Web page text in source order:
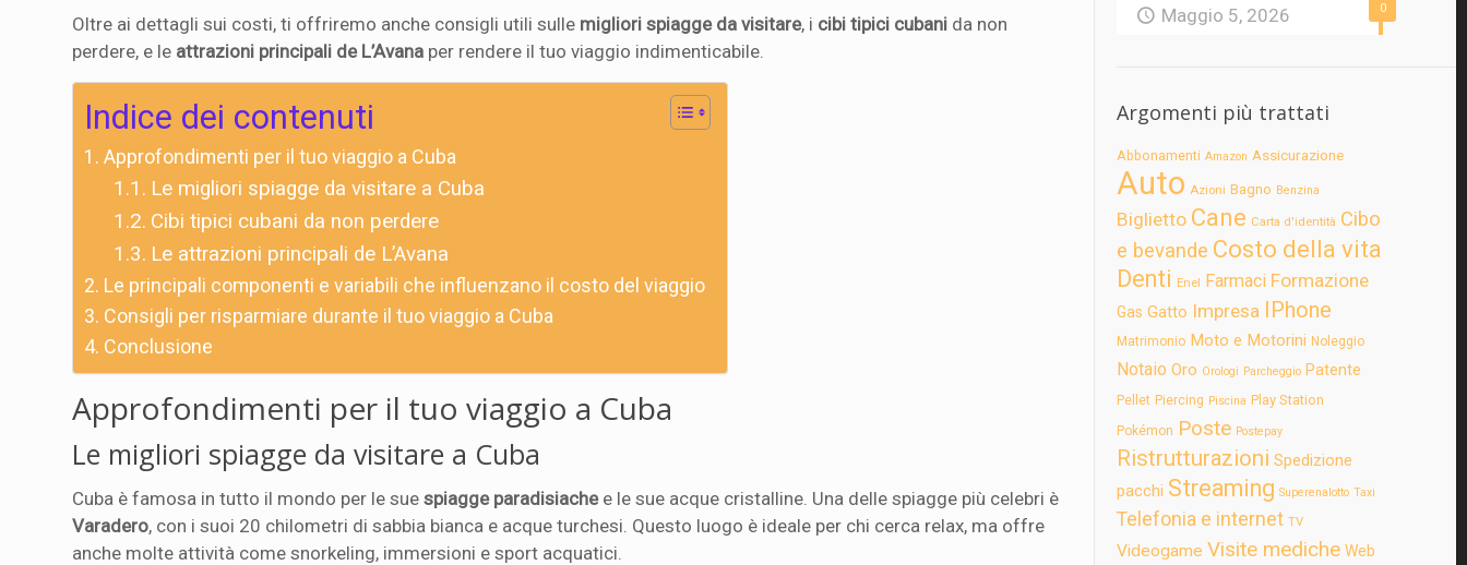
Oltre ai dettagli sui costi, ti offriremo anche consigli utili sulle migliori spiagge da visitare, i cibi tipici cubani da non
perdere, e le attrazioni principali de L’Avana per rendere il tuo viaggio indimenticabile.
Indice dei contenuti
Approfondimenti per il tuo viaggio a Cuba
Le migliori spiagge da visitare a Cuba
Cibi tipici cubani da non perdere
Le attrazioni principali de L’Avana
Le principali componenti e variabili che influenzano il costo del viaggio
Consigli per risparmiare durante il tuo viaggio a Cuba
Conclusione
Approfondimenti per il tuo viaggio a Cuba
Le migliori spiagge da visitare a Cuba
Cuba è famosa in tutto il mondo per le suespiagge paradisiachee le sue acque cristalline. Una delle spiagge più celebri è
Varadero, con i suoi 20 chilometri di sabbia bianca e acque turchesi. Questo luogo è ideale per chi cerca relax, ma offre
anche molte attività come snorkeling, immersioni e sport acquatici.
0
Maggio 5, 2026
Argomenti più trattati
Abbonamenti Amazon Assicurazione
Auto Azioni Bagno Benzina
Biglietto Cane Carta d'identità Cibo
e bevande Costo della vita
Denti Enel Farmaci Formazione
Gas Gatto Impresa IPhone
Matrimonio Moto e Motorini Noleggio
Notaio Oro Orologi Parcheggio Patente
Pellet Piercing Piscina Play Station
Pokémon Poste Postepay
Ristrutturazioni Spedizione
pacchi Streaming Superenalotto Taxi
Telefonia e internet TV
Videogame Visite mediche Web